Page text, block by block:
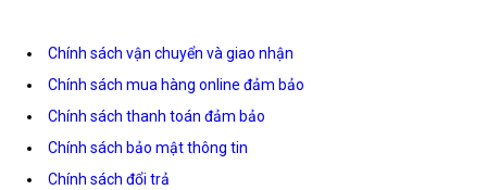
Chính sách vận chuyển và giao nhận
Chính sách mua hàng online đảm bảo
Chính sách thanh toán đảm bảo
Chính sách bảo mật thông tin
Chính sách đổi trả